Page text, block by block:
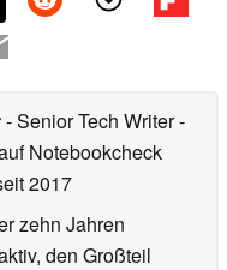
- Senior Tech Writer-
Notebookcheck
2017
zehn Jahren
den Großteil